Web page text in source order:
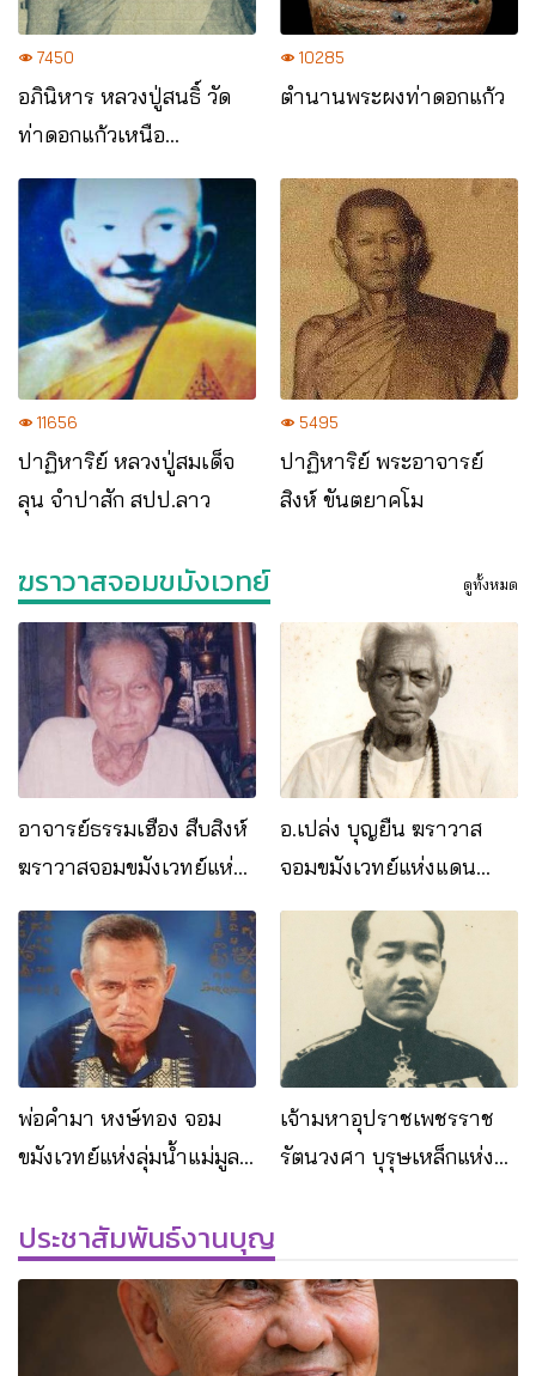
7450
อภินิหาร หลวงปู่สนธิ์ วัด
ท่าดอกแก้วเหนือ
อ.ท่าอุเทน จ.นครพนม
10285
ตำนานพระผงท่าดอกแก้ว
11656
ปาฏิหาริย์ หลวงปู่สมเด็จ
ลุน จำปาสัก สปป.ลาว
5495
ปาฏิหาริย์ พระอาจารย์
สิงห์ ขันตยาคโม
ฆราวาสจอมขมังเวทย์ ดูทั้งหมด
อาจารย์ธรรมเฮือง สืบสิงห์
ฆราวาสจอมขมังเวทย์แห่ง
เมืิองอุบลราชธานี
อ.เปล่ง บุญยืน ฆราวาส
จอมขมังเวทย์แห่งแดน
อีสานใต้
พ่อคำมา หงษ์ทอง จอม
ขมังเวทย์แห่งลุ่มน้ำแม่มูล
เจ้ามหาอุปราชเพชรราช
รัตนวงศา บุรุษเหล็กแห่ง
ประชาสัมพันธ์งานบุญ